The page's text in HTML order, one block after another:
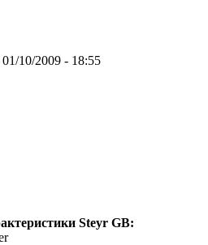
10/2009 - 18:55
Steyr GB: